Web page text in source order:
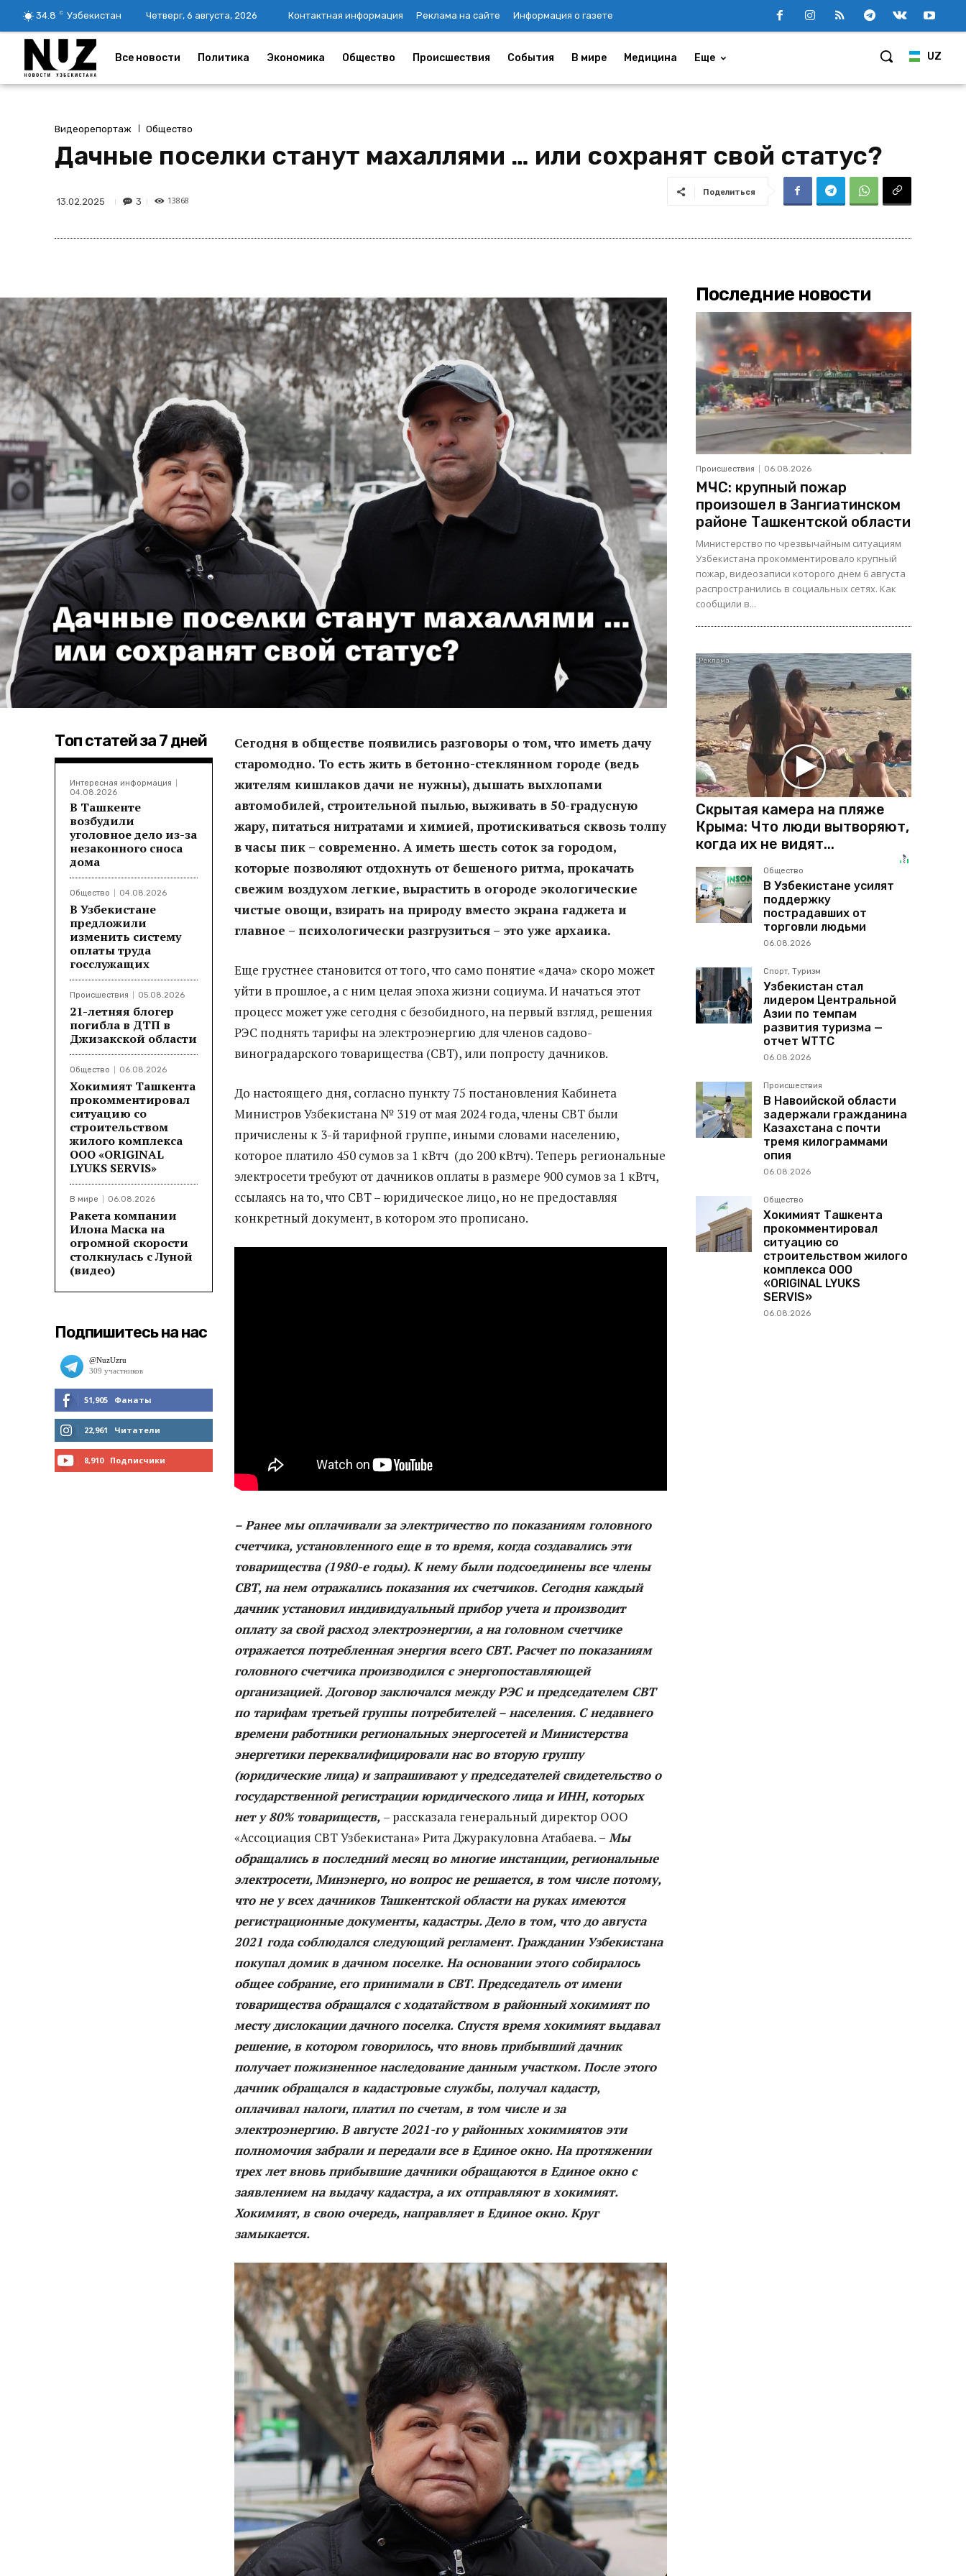
34.8 C Узбекистан Четверг, 6 августа, 2026 Контактная информация Реклама на сайте Информация о газете
UZ
Все новости Политика Экономика Общество Происшествия События В мире Медицина Еще
Видеорепортаж Общество
Дачные поселки станут махаллями … или сохранят свой статус?
13.02.2025 3 13868
Поделиться
Топ статей за 7 дней
Интересная информация
04.08.2026
В Ташкенте
возбудили
уголовное дело из-за
незаконного сноса
дома
Общество 04.08.2026
В Узбекистане
предложили
изменить систему
оплаты труда
госслужащих
Происшествия 05.08.2026
21-летняя блогер
погибла в ДТП в
Джизакской области
Общество 06.08.2026
Хокимият Ташкента
прокомментировал
ситуацию со
строительством
жилого комплекса
ООО «ORIGINAL
LYUKS SERVIS»
В мире 06.08.2026
Ракета компании
Илона Маска на
огромной скорости
столкнулась с Луной
(видео)
Подпишитесь на нас
51,905 Фанаты
МНЕ НРАВИТСЯ
22,961 Читатели
8,910 Подписчики
Сегодня в обществе появились разговоры о том, что иметь дачу
старомодно. То есть жить в бетонно-стеклянном городе (ведь
жителям кишлаков дачи не нужны), дышать выхлопами
автомобилей, строительной пылью, выживать в 50-градусную
жару, питаться нитратами и химией, протискиваться сквозь толпу
в часы пик – современно. А иметь шесть соток за городом,
которые позволяют отдохнуть от бешеного ритма, прокачать
свежим воздухом легкие, вырастить в огороде экологические
чистые овощи, взирать на природу вместо экрана гаджета и
главное – психологически разгрузиться – это уже архаика.
Еще грустнее становится от того, что само понятие «дача» скоро может
уйти в прошлое, а с ним целая эпоха жизни социума. И начаться этот
процесс может уже сегодня с безобидного, на первый взгляд, решения
РЭС поднять тарифы на электроэнергию для членов садово-
виноградарского товарищества (СВТ), или попросту дачников.
До настоящего дня, согласно пункту 75 постановления Кабинета
Министров Узбекистана № 319 от мая 2024 года, члены СВТ были
причислены к 3-й тарифной группе, иными словами населению,
которое платило 450 сумов за 1 кВтч (до 200 кВтч). Теперь региональные
электросети требуют от дачников оплаты в размере 900 сумов за 1 кВтч,
ссылаясь на то, что СВТ – юридическое лицо, но не предоставляя
конкретный документ, в котором это прописано.
– Ранее мы оплачивали за электричество по показаниям головного
счетчика, установленного еще в то время, когда создавались эти
товарищества (1980-е годы). К нему были подсоединены все члены
СВТ, на нем отражались показания их счетчиков. Сегодня каждый
дачник установил индивидуальный прибор учета и производит
оплату за свой расход электроэнергии, а на головном счетчике
отражается потребленная энергия всего СВТ. Расчет по показаниям
головного счетчика производился с энергопоставляющей
организацией. Договор заключался между РЭС и председателем СВТ
по тарифам третьей группы потребителей – населения. С недавнего
времени работники региональных энергосетей и Министерства
энергетики переквалифицировали нас во вторую группу
(юридические лица) и запрашивают у председателей свидетельство о
государственной регистрации юридического лица и ИНН, которых
нет у 80% товариществ, – рассказала генеральный директор ООО
«Ассоциация СВТ Узбекистана» Рита Джуракуловна Атабаева. – Мы
обращались в последний месяц во многие инстанции, региональные
электросети,Минэнерго, но вопрос не решается, в том числе потому,
что не у всех дачников Ташкентской области на руках имеются
регистрационные документы, кадастры. Дело в том, что до августа
2021 года соблюдался следующий регламент. Гражданин Узбекистана
покупал домик в дачном поселке. На основании этого собиралось
общее собрание, его принимали в СВТ. Председатель от имени
товарищества обращался с ходатайством в районный хокимият по
месту дислокации дачного поселка. Спустя время хокимият выдавал
решение, в котором говорилось, что вновь прибывший дачник
получает пожизненное наследование данным участком. После этого
дачник обращался в кадастровые службы, получал кадастр,
оплачивал налоги, платил по счетам, в том числе и за
электроэнергию. В августе 2021-го у районных хокимиятов эти
полномочия забрали и передали все в Единое окно. На протяжении
трех лет вновь прибывшие дачники обращаются в Единое окно с
заявлением на выдачу кадастра, а их отправляют в хокимият.
Хокимият, в свою очередь, направляет в Единое окно. Круг
замыкается.
Последние новости
Происшествия 06.08.2026
МЧС: крупный пожар
произошел в Зангиатинском
районе Ташкентской области
Министерство по чрезвычайным ситуациям
Узбекистана прокомментировало крупный
пожар, видеозаписи которого днем 6 августа
распространились в социальных сетях. Как
сообщили в...
Скрытая камера на пляже
Крыма: Что люди вытворяют,
когда их не видят...
Общество
В Узбекистане усилят
поддержку
пострадавших от
торговли людьми
06.08.2026
Спорт, Туризм
Узбекистан стал
лидером Центральной
Азии по темпам
развития туризма —
отчет WTTC
06.08.2026
Происшествия
В Навоийской области
задержали гражданина
Казахстана с почти
тремя килограммами
опия
06.08.2026
Общество
Хокимият Ташкента
прокомментировал
ситуацию со
строительством жилого
комплекса ООО
«ORIGINAL LYUKS
SERVIS»
06.08.2026